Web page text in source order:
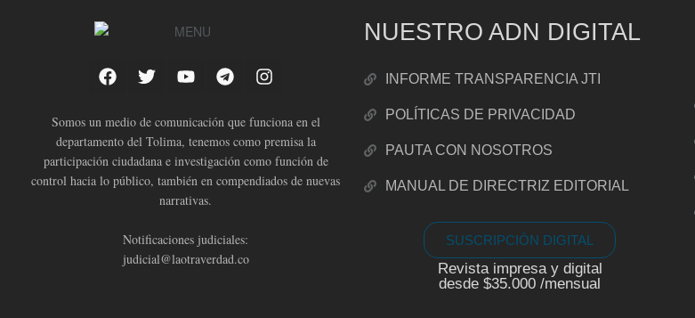
Somos un medio de comunicación que funciona en el
departamento del Tolima, tenemos como premisa la
participación ciudadana e investigación como función de
control hacia lo público, también en compendiados de nuevas
narrativas.
Notificaciones judiciales:
judicial@laotraverdad.co
NUESTRO ADN DIGITAL
INFORME TRANSPARENCIA JTI
POLÍTICAS DE PRIVACIDAD
PAUTA CON NOSOTROS
MANUAL DE DIRECTRIZ EDITORIAL
SUSCRIPCIÓN DIGITAL
Revista impresa y digital
desde $35.000 /mensual